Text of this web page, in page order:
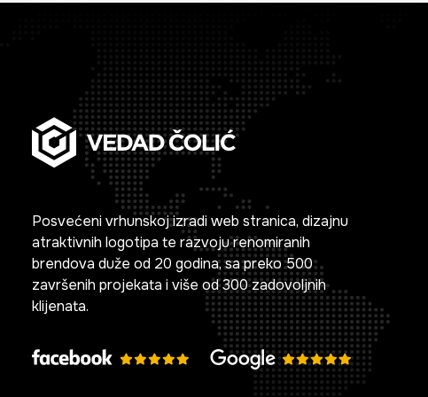
Posvećeni vrhunskoj izradi web stranica, dizajnu
atraktivnih logotipa te razvoju renomiranih
brendova duže od 20 godina, sa preko 500
završenih projekata i više od 300 zadovoljnih
klijenata.